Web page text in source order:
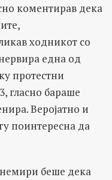
коментирав дека
ходникот со
една од
протестни
гласно бараше
Веројатно и
поинтересна да
беше дека